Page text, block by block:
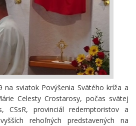
na sviatok Povýšenia Svätého kríža a
Celesty Crostarosy, počas svätej
CSsR, provinciál redemptoristov a
rehoľných predstavených na